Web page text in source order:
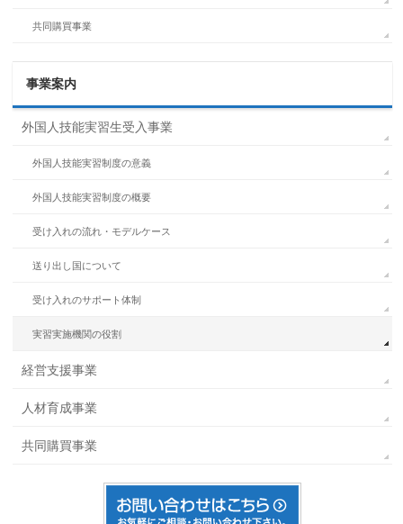
共同購買事業
事業案内
外国人技能実習生受入事業
外国人技能実習制度の意義
外国人技能実習制度の概要
受け入れの流れ・モデルケース
送り出し国について
受け入れのサポート体制
実習実施機関の役割
経営支援事業
人材育成事業
共同購買事業